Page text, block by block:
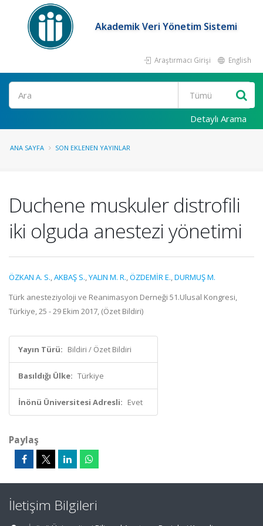
Akademik Veri Yönetim Sistemi
Araştırmacı Girişi English
Ara
Detaylı Arama
ANA SAYFA SON EKLENEN YAYINLAR
Duchene muskuler distrofili
iki olguda anestezi yönetimi
ÖZKAN A. S.,AKBAŞ S.,YALIN M. R.,ÖZDEMİR E.,DURMUŞ M.
Türk anesteziyoloji ve Reanimasyon Derneği 51.Ulusal Kongresi,
Türkiye, 25 - 29 Ekim 2017, (Özet Bildiri)
Yayın Türü: Bildiri / Özet Bildiri
Basıldığı Ülke: Türkiye
İnönü Üniversitesi Adresli: Evet
Paylaş
İletişim Bilgileri